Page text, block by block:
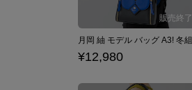
月岡 紬 モデル バッグ A3! 冬組
¥12,980